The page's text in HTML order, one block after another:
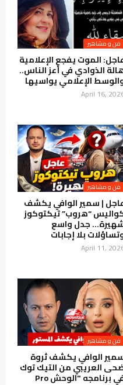
فن و مشاهير
الموت يفجع الإعلامية
الذوادي في أعز الناس..
الإعلامي يواسيها
April 16,
فن و مشاهير
| سمير الوافي يكشف
“هروب” تيكتوكوز
جدل واسع
بلا إجابات
April 11,
فن و مشاهير
الوافي يكشف ثروة
العريبي من التيك توك
في برنامجه "الوحش Pro